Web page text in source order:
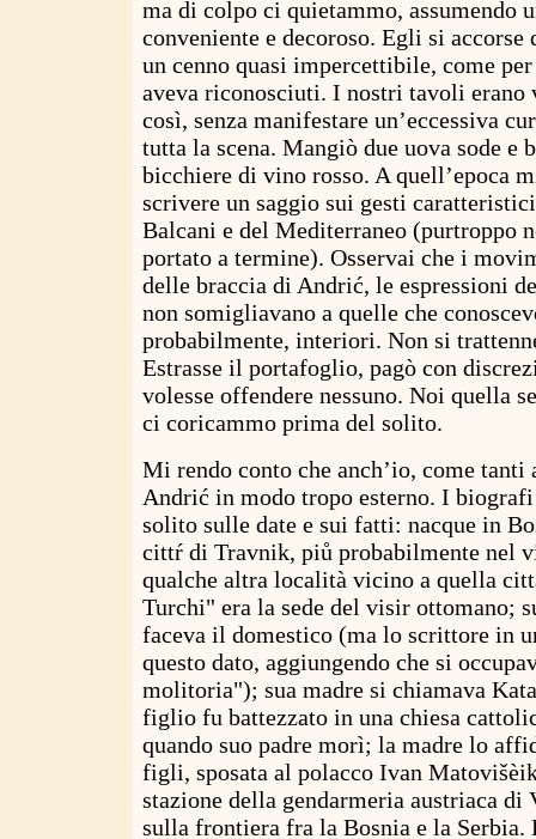
ma di colpo ci quietammo, assumendo
conveniente e decoroso. Egli si
un cenno quasi impercettibile, come
aveva riconosciuti. I nostri tavoli erano
così, senza manifestare un’eccessiva
tutta la scena. Mangiò due uova sode e
bicchiere di vino rosso. A quell’epoca
scrivere un saggio sui gesti
Balcani e del Mediterraneo (purtroppo
portato a termine). Osservai che i
delle braccia di Andrić, le espressioni
non somigliavano a quelle che
probabilmente, interiori. Non si
Estrasse il portafoglio, pagò con
volesse offendere nessuno. Noi quella
ci coricammo prima del solito.
Mi rendo conto che anch’io, come
Andrić in modo tropo esterno. I
solito sulle date e sui fatti: nacque in
cittŕ di Travnik, piů probabilmente nel
qualche altra località vicino a quella
Turchi" era la sede del visir ottomano;
faceva il domestico (ma lo scrittore in
questo dato, aggiungendo che si
molitoria"); sua madre si chiamava
figlio fu battezzato in una chiesa
quando suo padre morì; la madre lo
figli, sposata al polacco Ivan
stazione della gendarmeria austriaca di
sulla frontiera fra la Bosnia e la